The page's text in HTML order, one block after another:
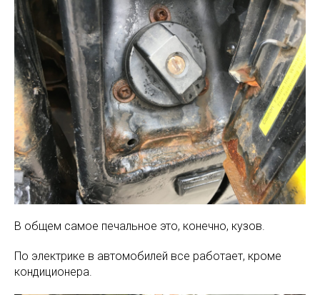
В общем самое печальное это, конечно, кузов.
По электрике в автомобилей все работает, кроме
кондиционера.